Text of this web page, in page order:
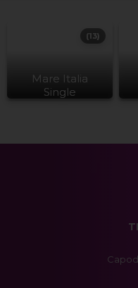
Mare Italia
Single
(13)